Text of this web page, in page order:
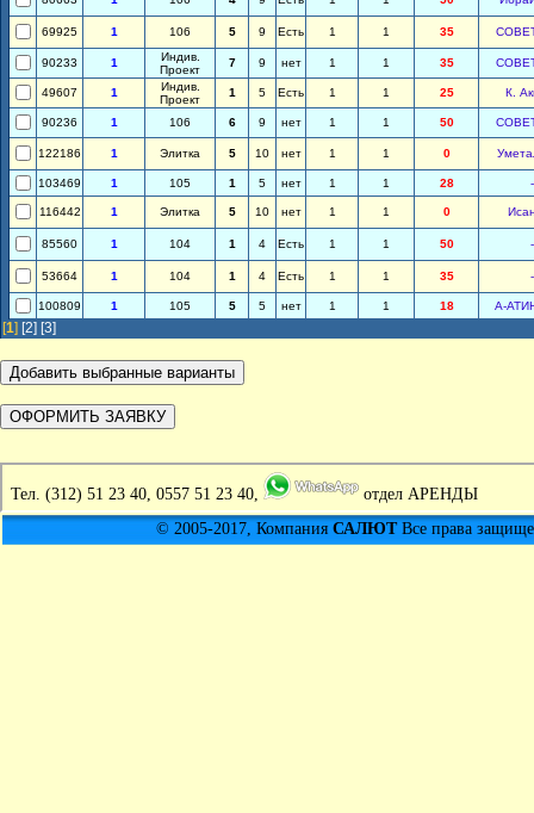
69925 1 106 5 9 Есть 1 1 35
90233 1
Индив.
Проект
7 9 нет 1 1 35
49607 1
Индив.
Проект
1 5 Есть 1 1 25 К.
90236 1 106 6 9 нет 1 1 50
122186 1 Элитка 5 10 нет 1 1 0
103469 1 105 1 5 нет 1 1 28 -
116442 1 Элитка 5 10 нет 1 1 0
85560 1 104 1 4 Есть 1 1 50 -
53664 1 104 1 4 Есть 1 1 35 -
100809 1 105 5 5 нет 1 1 18 А-
[1] [2] [3]
Тел. (312) 51 23 40, 0557 51 23 40,
отдел АРЕНДЫ
© 2005-2017, Компания САЛЮТВсе права